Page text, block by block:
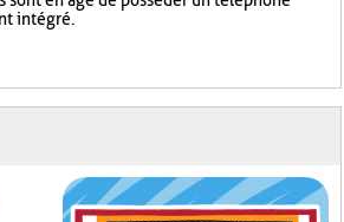
intégré.